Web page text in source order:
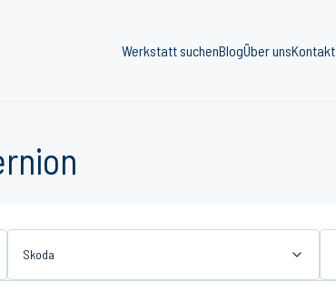
Werkstatt suchenBlogÜber unsKontakt
Skoda